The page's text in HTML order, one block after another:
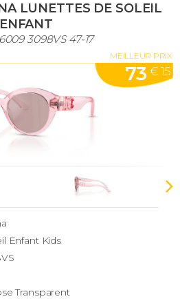
LUNETTES DE SOLEIL
ENFANT
3098VS 47-17
MEILLEUR PRIX
73 € 15
EnfantKids
Transparent